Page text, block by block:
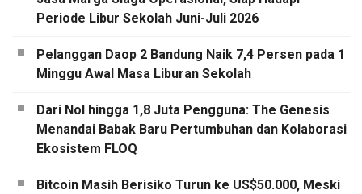
Periode Libur Sekolah Juni-Juli 2026
Pelanggan Daop 2 Bandung Naik 7,4 Persen pada 1
Minggu Awal Masa Liburan Sekolah
Dari Nol hingga 1,8 Juta Pengguna: The Genesis
Menandai Babak Baru Pertumbuhan dan Kolaborasi
Ekosistem FLOQ
Bitcoin Masih Berisiko Turun ke US$50.000, Meski